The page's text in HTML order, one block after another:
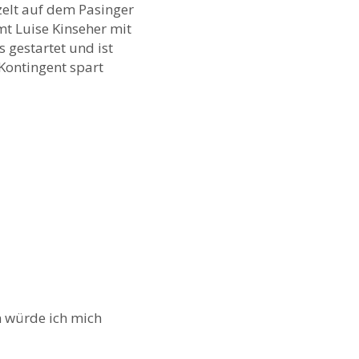
auf dem Pasinger
Luise Kinseher mit
gestartet und ist
spart
würde ich mich